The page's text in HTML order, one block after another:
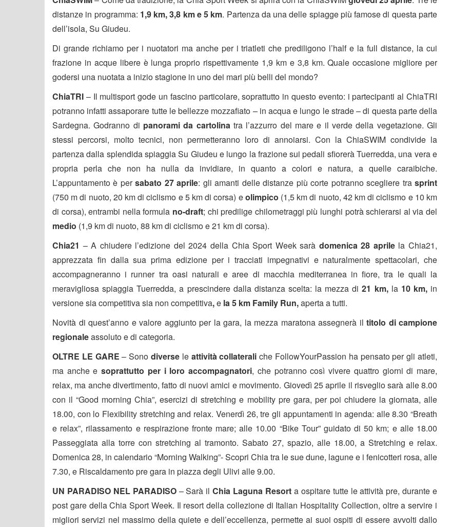
distanze in programma: 1,9 km, 3,8 km e 5 km. Partenza da una delle spiagge più famose di questa parte
dell’isola, Su Giudeu.
Di grande richiamo per i nuotatori ma anche per i triatleti che prediligono l’half e la full distance, la cui
frazione in acque libere è lunga proprio rispettivamente 1,9 km e 3,8 km. Quale occasione migliore per
godersi una nuotata a inizio stagione in uno dei mari più belli del mondo?
ChiaTRI – Il multisport gode un fascino particolare, soprattutto in questo evento: i partecipanti al ChiaTRI
potranno infatti assaporare tutte le bellezze mozzafiato – in acqua e lungo le strade – di questa parte della
Sardegna. Godranno di panorami da cartolina tra l’azzurro del mare e il verde della vegetazione. Gli
stessi percorsi, molto tecnici, non permetteranno loro di annoiarsi. Con la ChiaSWIM condivide la
partenza dalla splendida spiaggia Su Giudeu e lungo la frazione sui pedali sfiorerà Tuerredda, una vera e
propria perla che non ha nulla da invidiare, in quanto a colori e natura, a quelle caraibiche.
L’appuntamento è per sabato 27 aprile: gli amanti delle distanze più corte potranno scegliere tra sprint
(750 m di nuoto, 20 km di ciclismo e 5 km di corsa) eolimpico (1,5 km di nuoto, 42 km di ciclismo e 10 km
di corsa), entrambi nella formula no-draft; chi predilige chilometraggi più lunghi potrà schierarsi al via del
medio (1,9 km di nuoto, 88 km di ciclismo e 21 km di corsa).
Chia21 – A chiudere l’edizione del 2024 della Chia Sport Week sarà domenica 28 aprile la Chia21,
apprezzata fin dalla sua prima edizione per i tracciati impegnativi e naturalmente spettacolari, che
accompagneranno i runner tra oasi naturali e aree di macchia mediterranea in fiore, tra le quali la
meravigliosa spiaggia Tuerredda, a prescindere dalla distanza scelta: la mezza di 21 km, la 10 km, in
versione sia competitiva sia non competitiva,e la 5 km Family Run,aperta a tutti.
Novità di quest’anno e valore aggiunto per la gara, la mezza maratona assegnerà il titolo di campione
regionaleassoluto e di categoria.
OLTRE LE GARE – Sono diverse le attività collaterali che FollowYourPassion ha pensato per gli atleti,
ma anche e soprattutto per i loro accompagnatori, che potranno così vivere quattro giorni di mare,
relax, ma anche divertimento, fatto di nuovi amici e movimento. Giovedì 25 aprile il risveglio sarà alle 8.00
con il “Good morning Chia”, esercizi di stretching e mobility pre gara, per poi chiudere la giornata, alle
18.00, con lo Flexibility stretching and relax. Venerdì 26, tre gli appuntamenti in agenda: alle 8.30 “Breath
e relax”, rilassamento e respirazione fronte mare; alle 10.00 “Bike Tour” guidato di 50 km; e alle 18.00
Passeggiata alla torre con stretching al tramonto. Sabato 27, spazio, alle 18.00, a Stretching e relax.
Domenica 28, in calendario “Morning Walking”- Scopri Chia tra le sue dune, lagune e i fenicotteri rosa, alle
7.30, e Riscaldamento pre gara in piazza degli Ulivi alle 9.00.
UN PARADISO NEL PARADISO – Sarà il Chia Laguna Resort a ospitare tutte le attività pre, durante e
post gare della Chia Sport Week. Il resort della collezione di Italian Hospitality Collection, oltre a servire i
migliori servizi nel massimo della quiete e dell’eccellenza, permette ai suoi ospiti di essere avvolti dallo